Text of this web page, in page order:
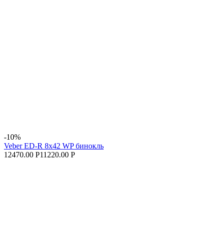
-10%
Veber ED-R 8x42 WP бинокль
12470.00 Р11220.00 Р